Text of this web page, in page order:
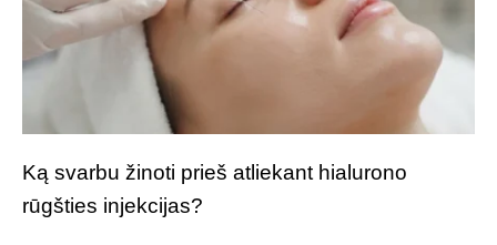
Ką svarbu žinoti prieš atliekant hialurono
rūgšties injekcijas?